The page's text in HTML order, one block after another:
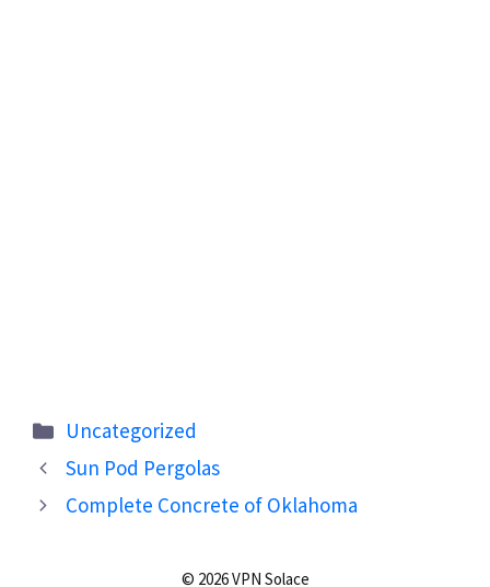
Categories
Uncategorized
Sun Pod Pergolas
Complete Concrete of Oklahoma
© 2026 VPN Solace